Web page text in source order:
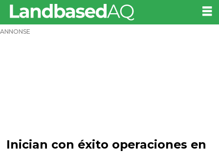
ANNONSE
Inician con éxito operaciones en